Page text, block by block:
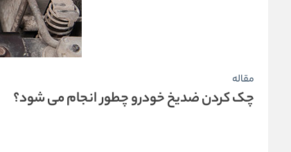
مقاله
چک کردن ضدیخ خودرو چطور انجام می شود؟